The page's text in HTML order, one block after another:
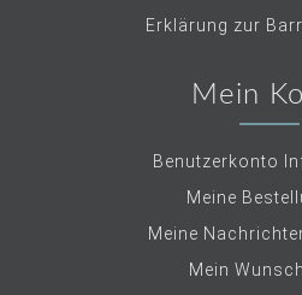
Erklärung zur
Mein
Benutzerkonto
Meine
Meine
Mein